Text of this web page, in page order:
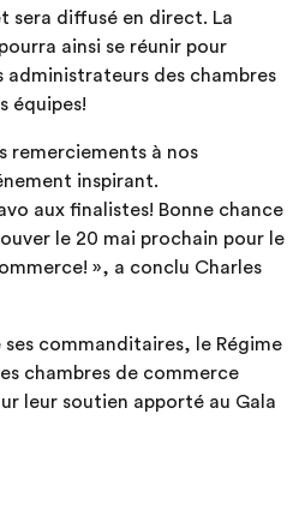
sera diffusé en direct. La
ainsi se réunir pour
administrateurs des chambres
équipes!
remerciements à nos
inspirant.
aux finalistes! Bonne chance
le 20 mai prochain pour le
», a conclu Charles
commanditaires, le Régime
chambres de commerce
leur soutien apporté au Gala